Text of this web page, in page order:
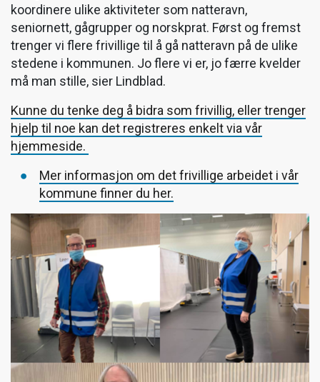
koordinere ulike aktiviteter som natteravn,
seniornett, gågrupper og norskprat. Først og fremst
trenger vi flere frivillige til å gå natteravn på de ulike
stedene i kommunen. Jo flere vi er, jo færre kvelder
må man stille, sier Lindblad.
Kunne du tenke deg å bidra som frivillig, eller trenger
hjelp til noe kan det registreres enkelt via vår
hjemmeside.
Mer informasjon om det frivillige arbeidet i vår
kommune finner du her.